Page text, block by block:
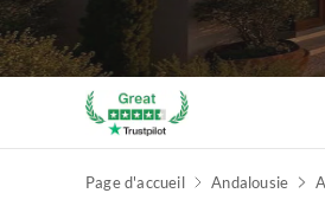
Page d'accueil Andalousie